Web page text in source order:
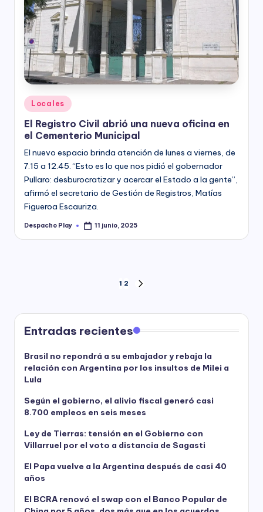
Posted
in
Locales
El Registro Civil abrió una nueva oficina en
el Cementerio Municipal
El nuevo espacio brinda atención de lunes a viernes, de
7.15 a 12.45. “Esto es lo que nos pidió el gobernador
Pullaro: desburocratizar y acercar el Estado a la gente”,
afirmó el secretario de Gestión de Registros, Matías
Figueroa Escauriza.
Posted
Despacho Play 11 junio, 2025
de
entradas
1 2
Entradas recientes
Brasil no repondrá a su embajador y rebaja la
relación con Argentina por los insultos de Milei a
Lula
Según el gobierno, el alivio fiscal generó casi
8.700 empleos en seis meses
Ley de Tierras: tensión en el Gobierno con
Villarruel por el voto a distancia de Sagasti
El Papa vuelve a la Argentina después de casi 40
años
El BCRA renovó el swap con el Banco Popular de